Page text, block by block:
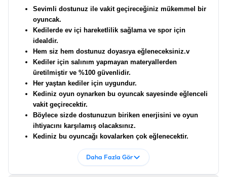
Sevimli dostunuz ile vakit geçireceğiniz mükemmel bir
oyuncak.
Kedilerde ev içi hareketlilik sağlama ve spor için
idealdir.
Hem siz hem dostunuz doyasıya eğleneceksiniz.v
Kediler için salınım yapmayan materyallerden
üretilmiştir ve %100 güvenlidir.
Her yaştan kediler için uygundur.
Kediniz oyun oynarken bu oyuncak sayesinde eğlenceli
vakit geçirecektir.
Böylece sizde dostunuzun biriken enerjisini ve oyun
ihtiyacını karşılamış olacaksınız.
Kediniz bu oyuncağı kovalarken çok eğlenecektir.
Aynı zamanda kedinizin avcılık içgüdülerini de
Ürün farklı renklerdedir Stoklar dahilinde gönderilecektir.
Daha Fazla Gör